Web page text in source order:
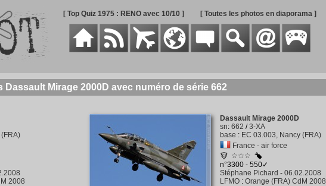
[ Top Quiz 1975 : RENO avec 10/10 ] [ Toutes les photos en diaporama ]
Dassault Mirage 2000D avec numéro de série 662
2008
Dassault Mirage 2000D
sn: 662 /3-XA
base : EC 03.003, Nancy (FRA)
France - air force
☆☆☆
n°3300 - 550✓
Stéphane Pichard - 06.02.2008
LFMO : Orange (FRA) CdM 2008